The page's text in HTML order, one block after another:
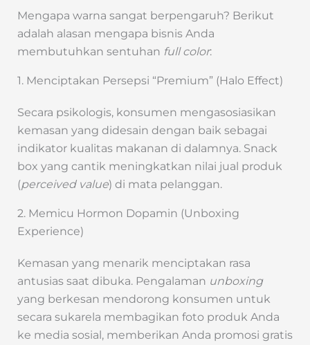
Mengapa warna sangat berpengaruh? Berikut
adalah alasan mengapa bisnis Anda
membutuhkan sentuhan full color:
1. Menciptakan Persepsi “Premium” (Halo Effect)
Secara psikologis, konsumen mengasosiasikan
kemasan yang didesain dengan baik sebagai
indikator kualitas makanan di dalamnya. Snack
box yang cantik meningkatkan nilai jual produk
(perceived value) di mata pelanggan.
2. Memicu Hormon Dopamin (Unboxing
Experience)
Kemasan yang menarik menciptakan rasa
antusias saat dibuka. Pengalaman unboxing
yang berkesan mendorong konsumen untuk
secara sukarela membagikan foto produk Anda
ke media sosial, memberikan Anda promosi gratis